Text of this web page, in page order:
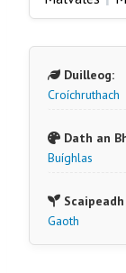
Duilleog:
Croíchruthach
Dath an
Buíghlas
Gaoth